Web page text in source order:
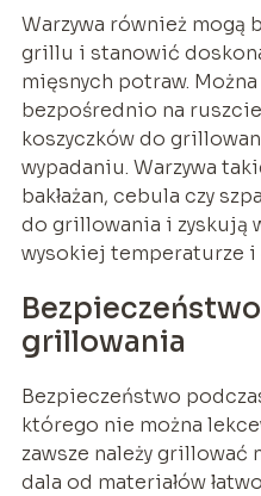
Warzywa również mogą
grillu i stanowić
mięsnych potraw.
bezpośrednio na
koszyczków do
wypadaniu. Warzywa
bakłażan, cebula czy
do grillowania i zyskują
wysokiej temperaturze i
grillowania
Bezpieczeństwo
którego nie można
zawsze należy
dala od materiałów